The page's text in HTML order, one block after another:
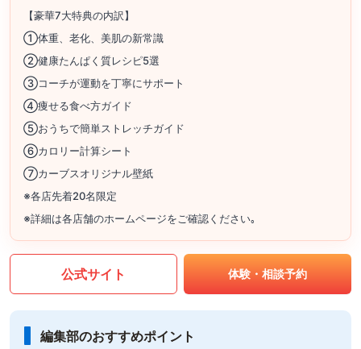
【豪華7大特典の内訳】
①体重、老化、美肌の新常識
②健康たんぱく質レシピ5選
③コーチが運動を丁寧にサポート
④痩せる食べ方ガイド
⑤おうちで簡単ストレッチガイド
⑥カロリー計算シート
⑦カーブスオリジナル壁紙
※各店先着20名限定
※詳細は各店舗のホームページをご確認ください｡
公式サイト 体験・相談予約
編集部のおすすめポイント